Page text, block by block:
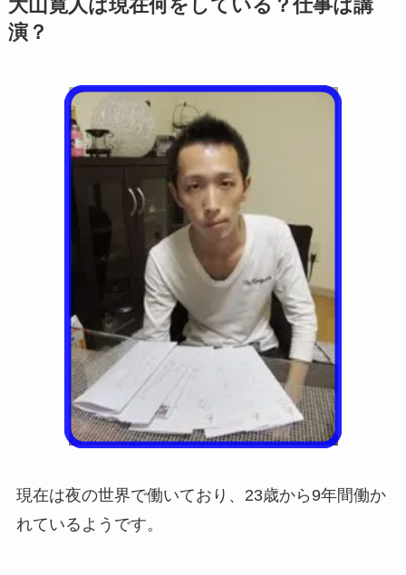
大山寛人は現在何をしている？仕事は講
演？
現在は夜の世界で働いており、23歳から9年間働か
れているようです。